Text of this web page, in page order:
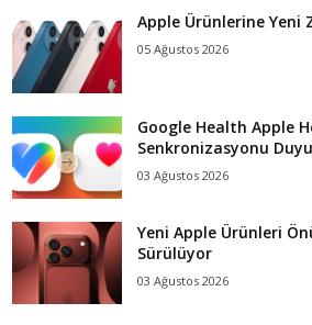
Apple Ürünlerine Yeni
05 Ağustos 2026
Google Health Apple
Senkronizasyonu
03 Ağustos 2026
Yeni Apple Ürünleri
Sürülüyor
03 Ağustos 2026